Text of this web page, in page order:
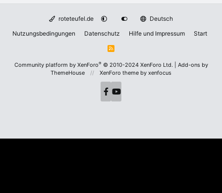
roteteufel.de
Deutsch
Nutzungsbedingungen
Datenschutz Hilfe und Impressum Start
R
Community platform by XenForo® © 2010-2024 XenForo Ltd.
Add-ons by
ThemeHouse
XenForo theme by xenfocus